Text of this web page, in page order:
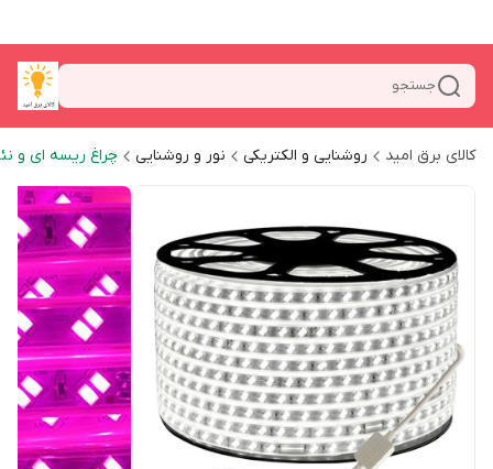
جستجو
کالای برق امید روشنایی و الکتریکی نور و روشنایی چراغ ریسه ای و